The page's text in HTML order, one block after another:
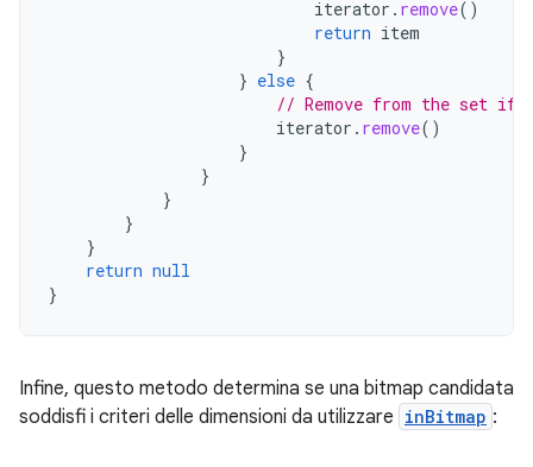
iterator . remove()
return item
}
} else {
// Remove from the set if
iterator . remove()
}
}
}
}
}
return null
}
Infine, questo metodo determina se una bitmap candidata
soddisfi i criteri delle dimensioni da utilizzare inBitmap :